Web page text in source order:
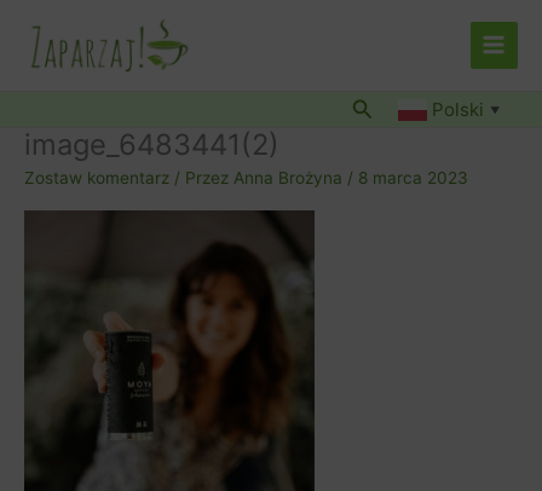
treści
Szukaj Polski ▼
image_6483441(2)
Zostaw komentarz / Przez Anna Brożyna / 8 marca 2023